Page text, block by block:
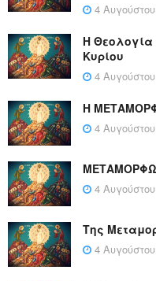
4
Η
Κυρίου
4
Η
4
4
Της
4